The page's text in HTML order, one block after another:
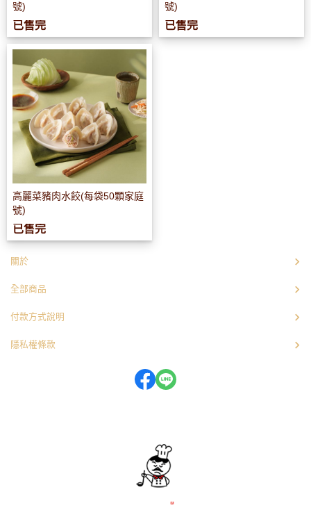
號)
已售完
號)
已售完
高麗菜豬肉水餃(每袋50顆家庭
號)
已售完
關於
全部商品
付款方式說明
隱私權條款